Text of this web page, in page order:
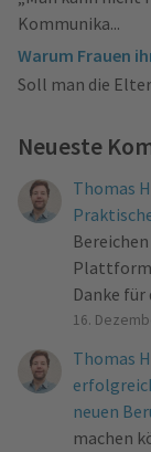
Kommunika...
Warum Frauen
Soll man die
Neueste
Thomas
Danke für
16.
Thomas
neuen
machen